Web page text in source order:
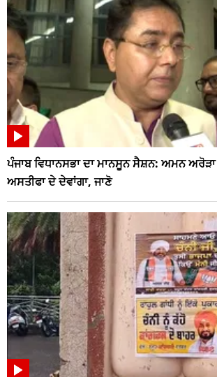
ਪੰਜਾਬ ਵਿਧਾਨਸਭਾ ਦਾ ਮਾਨਸੂਨ ਸੈਸ਼ਨ: ਅਮਨ
ਅਸਤੀਫਾ ਦੇ ਦੇਵਾਂਗਾ, ਜਾਣੋ